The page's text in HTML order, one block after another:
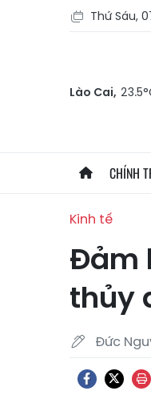
Thứ Sáu,
Lào Cai,
CHÍNH
Kinh tế
Đảm
thủy
Đức